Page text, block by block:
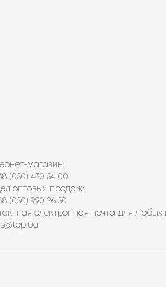
магазин:
(050) 430 54 00
оптовых продаж:
(050) 990 26 50
электронная почта для любых